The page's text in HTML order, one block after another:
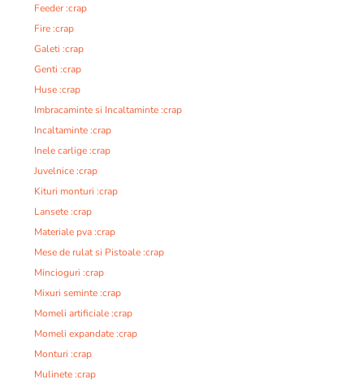
Feeder :crap
Fire :crap
Galeti :crap
Genti :crap
Huse :crap
Imbracaminte si Incaltaminte :crap
Incaltaminte :crap
Inele carlige :crap
Juvelnice :crap
Kituri monturi :crap
Lansete :crap
Materiale pva :crap
Mese de rulat si Pistoale :crap
Mincioguri :crap
Mixuri seminte :crap
Momeli artificiale :crap
Momeli expandate :crap
Monturi :crap
Mulinete :crap